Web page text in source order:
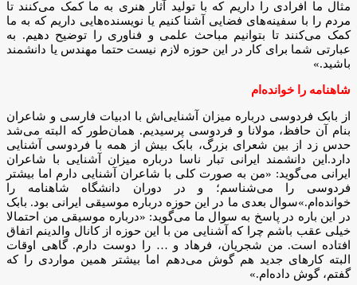
مثال ما افرادی را داریم که با تولید آثار هنری به ما کمک می‌کنند تا
مردم را با سفینه‌های فضایی آشنا کنیم یا نویسنده‌هایی داریم که به ما
کمک می‌کنند تا بتوانیم مباحث علمی و فناوری را توضیح دهیم. به
عبارتی شما برای کار در این حوزه لازم نیست حتما مهندس یا دانشمند
باشید.»
شاهنامه را خوانده‌ام
از بابک فردوسی درباره میزان آشنایی‌اش با ادبیات فارسی و شاعران
بنام آن حافظ، مولانا و فردوسی پرسیدیم. همان‌طور که البته می‌شد
حدس زد از بین شعرای بزرگ، بابک بیش از همه با فردوسی آشنایی
دارد.این دانشمند ایرانی تبار ناسا درباره میزان آشنایی با شاعران
ایرانی می‌گوید: «من به صورت کلی با شاعران آشنایی دارم اما بیشتر
فردوسی را می‌شناسم؛ و در دوران دانشگاه شاهنامه را
خوانده‌ام.»سوال بعدی ما در این حوزه درباره موسیقی ایرانی بود. بابک
در این باره در پاسخ به سوال ما می‌گوید: «درباره موسیقی من احتمالا
خیلی عقب باشم چرا که آشنایی من با این حوزه از کانال والدینم اتفاق
افتاده است. من شجریان، فرهاد و … را دوست دارم. گاهی اوقات
البته کارهای جدید هم گوش می‌دهم اما بیشتر همین مواردی را که
گفتم، گوش داده‌ام.»